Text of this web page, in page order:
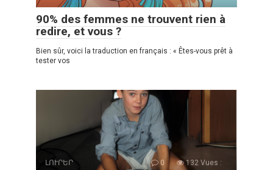
90% des femmes ne trouvent rien à
redire, et vous ?
Bien sûr, voici la traduction en français : « Êtes-vous prêt à
tester vos
ԼՈՒՐԵՐ 0 132 Vues :